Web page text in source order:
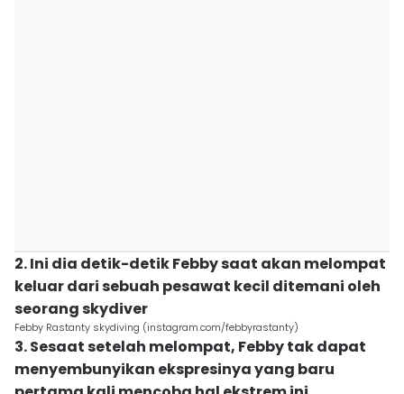
2. Ini dia detik-detik Febby saat akan melompat
keluar dari sebuah pesawat kecil ditemani oleh
seorang skydiver
Febby Rastanty skydiving (instagram.com/febbyrastanty)
3. Sesaat setelah melompat, Febby tak dapat
menyembunyikan ekspresinya yang baru